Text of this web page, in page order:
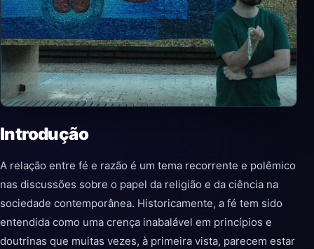
Introdução
A relação entre fé e razão é um tema recorrente e polêmico
nas discussões sobre o papel da religião e da ciência na
sociedade contemporânea. Historicamente, a fé tem sido
entendida como uma crença inabalável em princípios e
doutrinas que muitas vezes, à primeira vista, parecem estar